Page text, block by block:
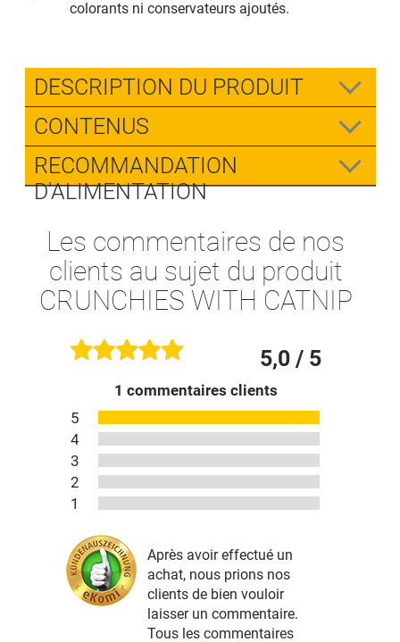
colorants ni conservateurs ajoutés.
DESCRIPTION DU PRODUIT
CONTENUS
RECOMMANDATION
D'ALIMENTATION
Les commentaires de nos
clients au sujet du produit
CRUNCHIES WITH CATNIP
5,0/ 5
1 commentaires clients
5
4
3
2
1
Après avoir effectué un
achat, nous prions nos
clients de bien vouloir
laisser un commentaire.
Tous les commentaires